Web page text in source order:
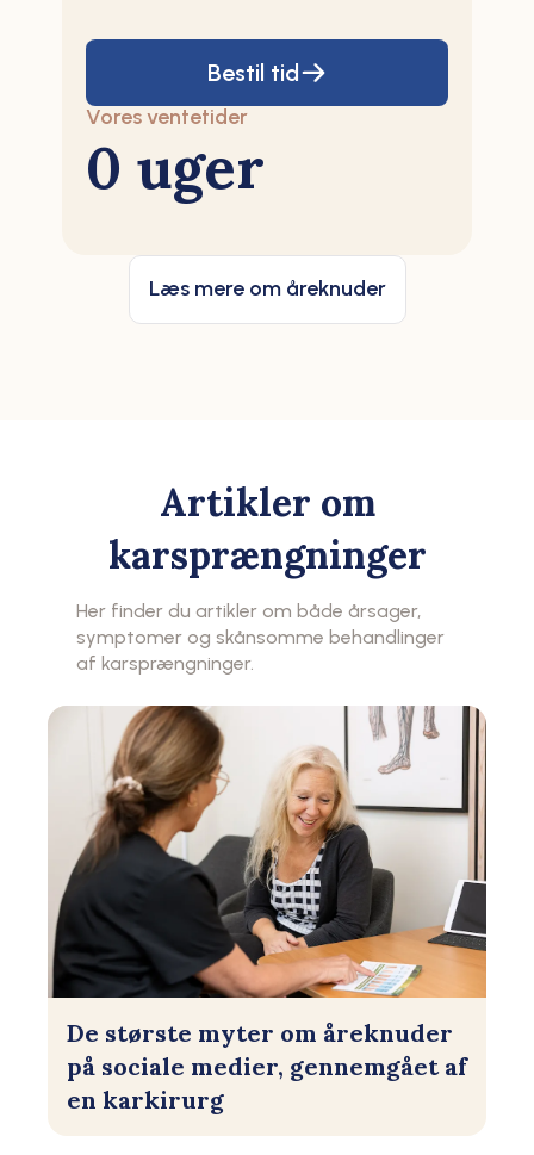
Bestil tid
Vores ventetider
0 uger
Læs mere om åreknuder
Artikler om
karsprængninger
Her finder du artikler om både årsager,
symptomer og skånsomme behandlinger
af karsprængninger.
De største myter om åreknuder
på sociale medier, gennemgået af
en karkirurg